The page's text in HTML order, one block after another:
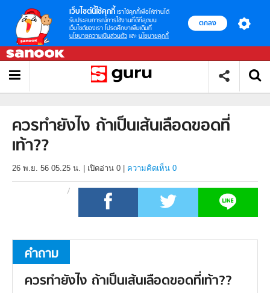
เว็บไซต์นี้ใช้คุกกี้ เราใช้คุกกี้เพื่อให้ท่านได้
รับประสบการณ์การใช้งานที่ดีที่สุดบน
เว็บไซต์ของเรา โปรดศึกษาเพิ่มเติมที่
นโยบายความเป็นส่วนตัว และ นโยบายคุกกี้
ตกลง
ควรทำยังไง ถ้าเป็นเส้นเลือดขอดที่
เท้า??
26 พ.ย. 56 05.25 น. เปิดอ่าน 0 ความคิดเห็น 0
คำถาม
ควรทำยังไง ถ้าเป็นเส้นเลือดขอดที่เท้า??